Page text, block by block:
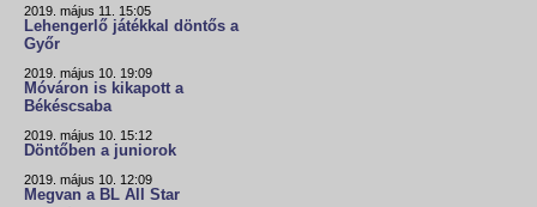
2019. május 11. 15:05
Lehengerlő játékkal döntős a
Győr
2019. május 10. 19:09
Móváron is kikapott a
Békéscsaba
2019. május 10. 15:12
Döntőben a juniorok
2019. május 10. 12:09
Megvan a BL All Star